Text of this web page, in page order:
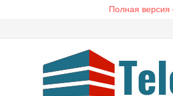
Полная версия